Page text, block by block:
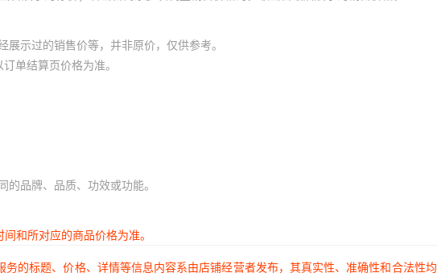
示过的销售价等，并非原价，仅供参考。
单结算页价格为准。
品牌、品质、功效或功能。
和所对应的商品价格为准。
的标题、价格、详情等信息内容系由店铺经营者发布，其真实性、准确性和合法性